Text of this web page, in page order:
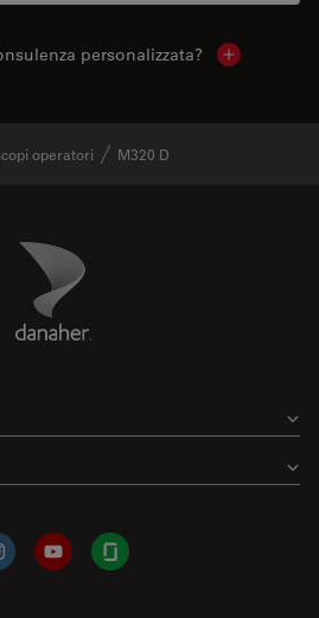
personalizzata? Show local
operatori M320 D
Danaher Logo
YouTubeGlassdoor